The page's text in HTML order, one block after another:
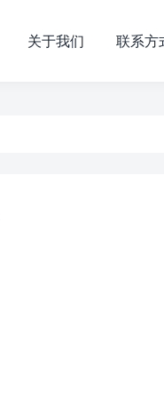
关于我们 联系方